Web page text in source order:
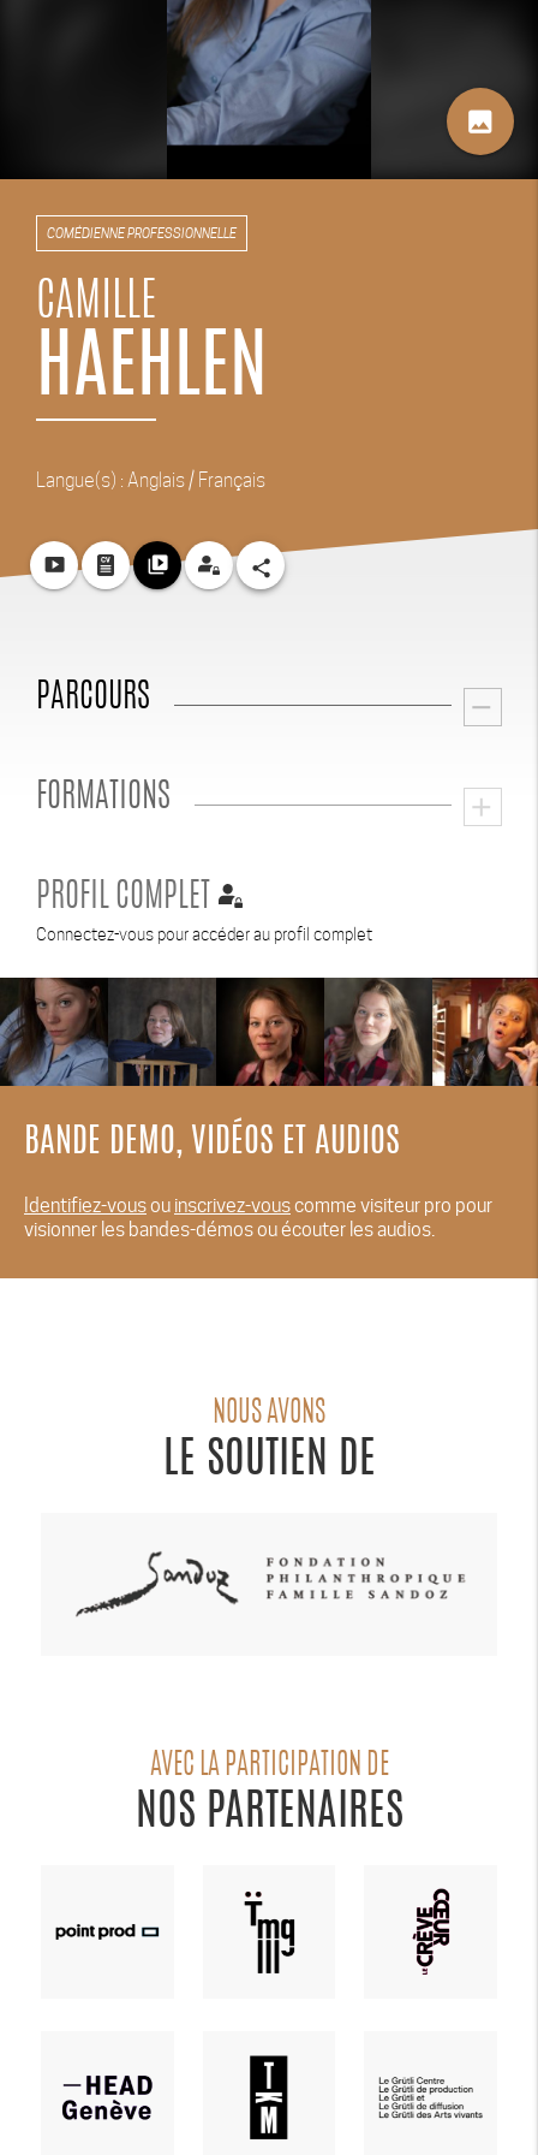
image
COMÉDIENNE PROFESSIONNELLE
CAMILLE
HAEHLEN
Langue(s) : Anglais / Français
smart_display video_library share
PARCOURS remove
FORMATIONS add
PROFIL COMPLET
Connectez-vous pour accéder au profil complet
BANDE DEMO, VIDÉOS ET AUDIOS
Identifiez-vousou inscrivez-vouscomme visiteur pro pour
visionner les bandes-démos ou écouter les audios.
NOUS AVONS
LE SOUTIEN DE
AVEC LA PARTICIPATION DE
NOS PARTENAIRES